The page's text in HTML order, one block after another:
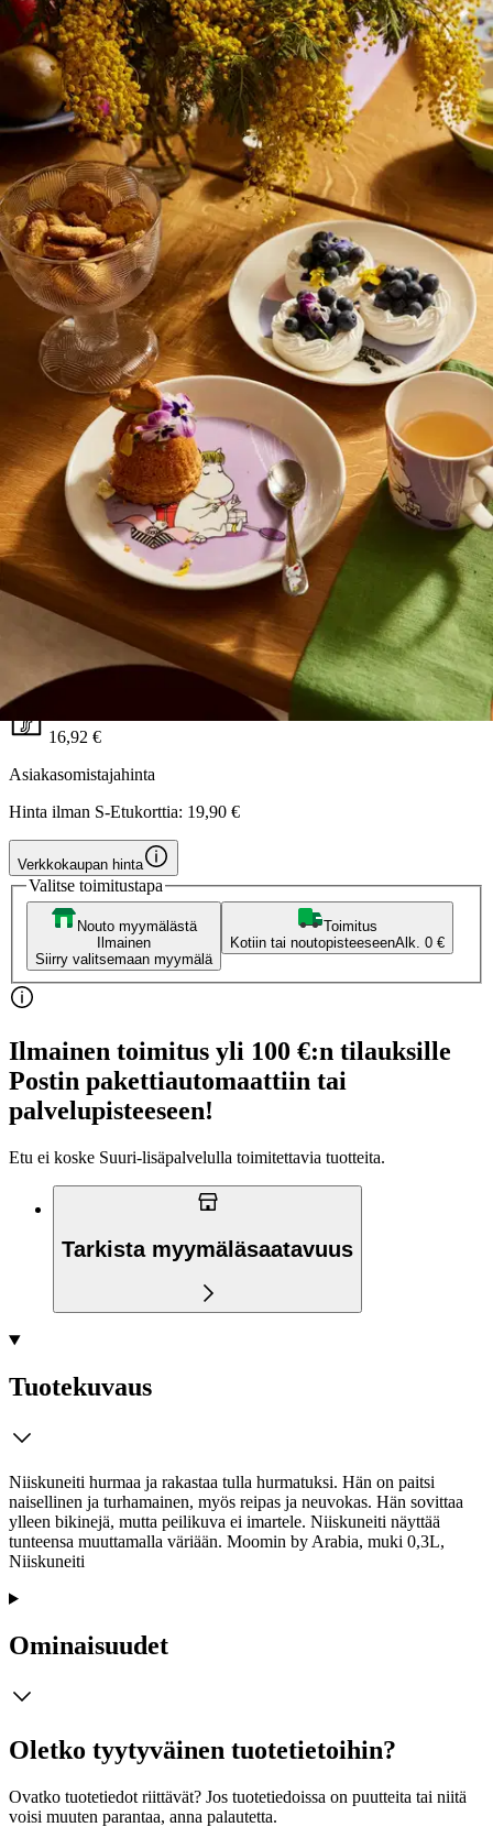
Moomin Arabia
Moomin Arabia Muumi
Niiskuneiti muki 0,3 l liila
16,92 €
Asiakasomistajahinta
Hinta ilman S-Etukorttia: 19,90 €
Verkkokaupan hinta
Valitse toimitustapa
Nouto myymälästä
Ilmainen
Siirry valitsemaan myymälä
Toimitus
Kotiin tai noutopisteeseenAlk. 0 €
Ilmainen toimitus yli 100 €:n tilauksille
Postin pakettiautomaattiin tai
palvelupisteeseen!
Etu ei koske Suuri‑lisäpalvelulla toimitettavia tuotteita.
Tarkista myymäläsaatavuus
Tuotekuvaus
Niiskuneiti hurmaa ja rakastaa tulla hurmatuksi. Hän on paitsi
naisellinen ja turhamainen, myös reipas ja neuvokas. Hän sovittaa
ylleen bikinejä, mutta peilikuva ei imartele. Niiskuneiti näyttää
tunteensa muuttamalla väriään. Moomin by Arabia, muki 0,3L,
Niiskuneiti
Ominaisuudet
Oletko tyytyväinen tuotetietoihin?
Ovatko tuotetiedot riittävät? Jos tuotetiedoissa on puutteita tai niitä
voisi muuten parantaa, anna palautetta.